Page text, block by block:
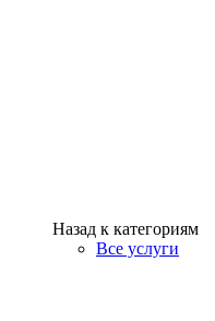
Назад к категориям
Все услуги